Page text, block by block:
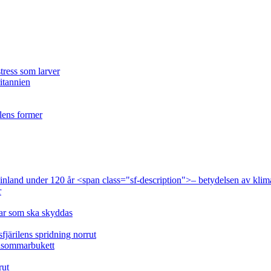
som larver
former
under 120 år <span class="sf-description">– betydelsen av
som ska skyddas
spridning norrut